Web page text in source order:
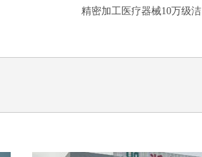
精密加工医疗器械10万级洁